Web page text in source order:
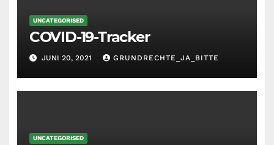
UNCATEGORISED
COVID-19-Tracker
JUNI 20, 2021 GRUNDRECHTE_JA_BITTE
UNCATEGORISED